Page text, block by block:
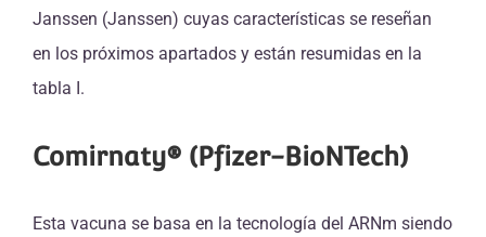
Janssen (Janssen) cuyas características se reseñan
en los próximos apartados y están resumidas en la
tabla I.
Comirnaty® (Pfizer-BioNTech)
Esta vacuna se basa en la tecnología del ARNm siendo